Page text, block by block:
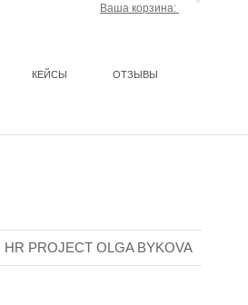
Ваша корзина:
КЕЙСЫ ОТЗЫВЫ
OLGA BYKOVA